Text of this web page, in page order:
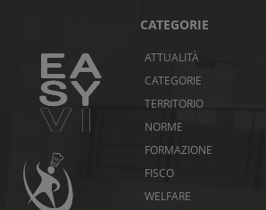
CATEGORIE
ATTUALITÀ
CATEGORIE
TERRITORIO
NORME
FORMAZIONE
FISCO
WELFARE